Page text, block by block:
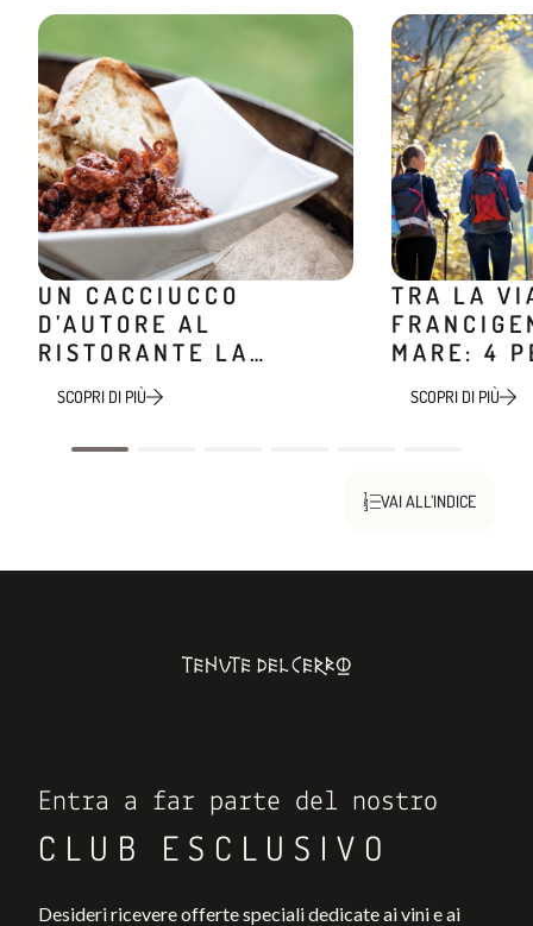
UN CACCIUCCO
D’AUTORE AL
RISTORANTE LA
MINIERA
SCOPRI DI PIÙ
TRA LA
MARE: 4
SCOPRI DI PIÙ
VAI ALL’INDICE
Entra a far parte del nostro
CLUB ESCLUSIVO
Desideri ricevere offerte speciali dedicate ai vini e ai